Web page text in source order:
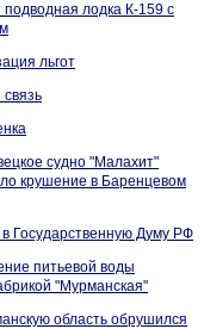
лодка К-159 с
льгот
судно "Малахит"
крушение в Баренцевом
Государственную Думу РФ
питьевой воды
"Мурманская"
область обрушился